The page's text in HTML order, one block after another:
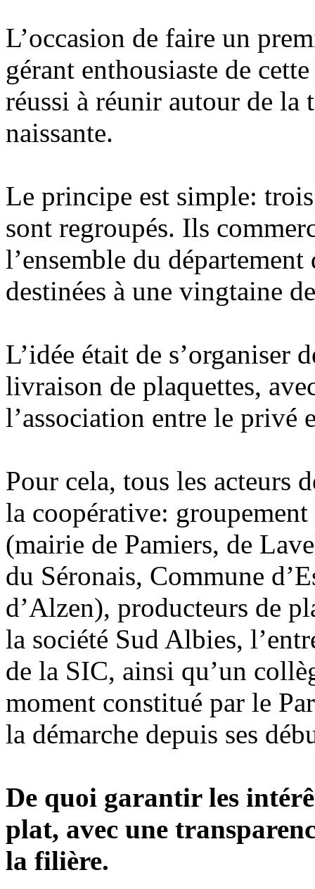
L’occasion de faire un
gérant enthousiaste de
réussi à réunir autour de la
naissante.
Le principe est simple:
sont regroupés. Ils
l’ensemble du
destinées à une vingtaine
L’idée était de s’organiser
livraison de plaquettes,
l’association entre le privé
Pour cela, tous les acteurs
la coopérative:
(mairie de Pamiers, de
du Séronais, Commune
d’Alzen), producteurs de
la société Sud Albies,
de la SIC, ainsi qu’un
moment constitué par le
la démarche depuis ses
De quoi garantir les
plat, avec une
la filière.